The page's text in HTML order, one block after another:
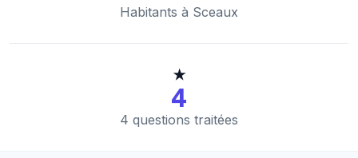
Habitants à Sceaux
★
4
4 questions traitées